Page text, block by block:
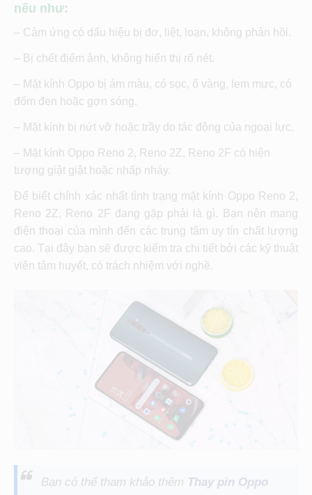
nếu như:
– Cảm ứng có dấu hiệu bị đơ, liệt, loạn, không phản hồi.
– Bị chết điểm ảnh, không hiển thị rõ nét.
– Mặt kính Oppo bị ám màu, có sọc, ố vàng, lem mực, có
đốm đen hoặc gợn sóng.
– Mặt kính bị nứt vỡ hoặc trầy do tác động của ngoại lực.
– Mặt kính Oppo Reno 2, Reno 2Z, Reno 2F có hiện
tượng giật giật hoặc nhấp nháy.
Để biết chính xác nhất tình trạng mặt kính Oppo Reno 2,
Reno 2Z, Reno 2F đang gặp phải là gì. Bạn nên mang
điện thoại của mình đến các trung tâm uy tín chất lượng
cao. Tại đây bạn sẽ được kiểm tra chi tiết bởi các kỹ thuật
viên tâm huyết, có trách nhiệm với nghề.
Bạn có thể tham khảo thêm Thay pin Oppo